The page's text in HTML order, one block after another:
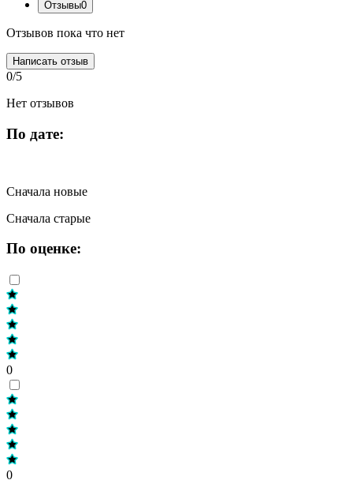
Отзывы0
Отзывов пока что нет
Написать отзыв
0/5
Нет отзывов
По дате:
Сначала новые
Сначала старые
По оценке:
0
0